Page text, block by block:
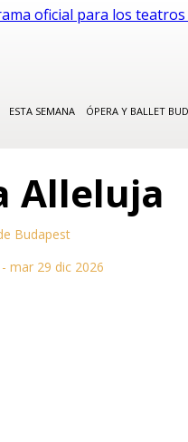
ESTA SEMANA ÓPERA Y BALLET
Alleluja
Budapest
mar 29 dic 2026